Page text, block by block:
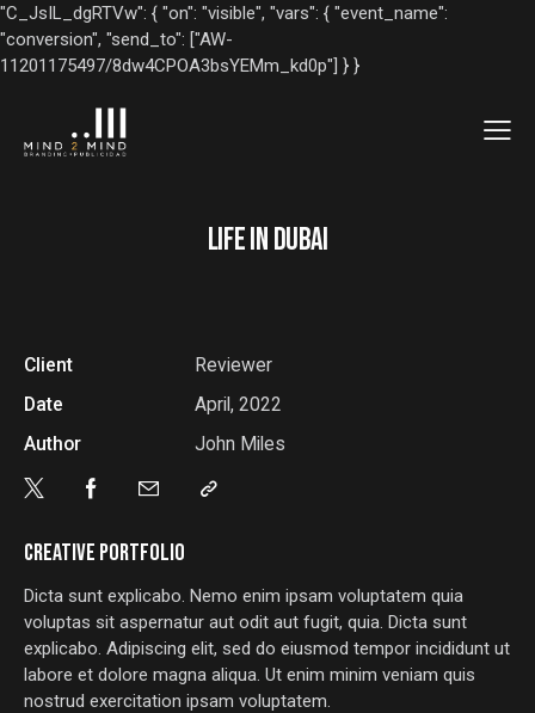
"C_JsIL_dgRTVw": { "on": "visible", "vars": { "event_name":
"conversion", "send_to": ["AW-
11201175497/8dw4CPOA3bsYEMm_kd0p"] } }
LIFE IN DUBAI
CREATIVE PORTFOLIO
Dicta sunt explicabo. Nemo enim ipsam voluptatem quia
voluptas sit aspernatur aut odit aut fugit, quia. Dicta sunt
explicabo. Adipiscing elit, sed do eiusmod tempor incididunt ut
labore et dolore magna aliqua. Ut enim minim veniam quis
nostrud exercitation ipsam voluptatem.
Client
Reviewer
Date
April, 2022
Author
John Miles